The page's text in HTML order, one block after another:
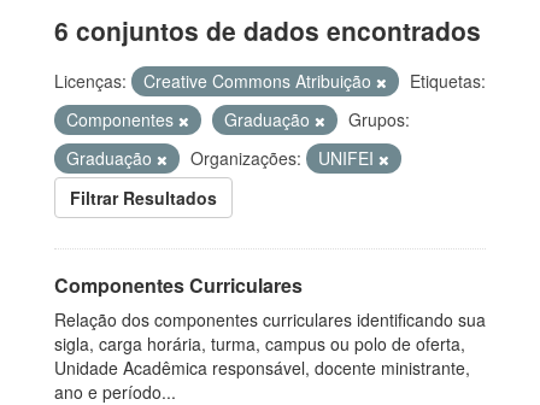
6 conjuntos de dados encontrados
Licenças: Creative Commons Atribuição
Etiquetas:
Componentes
Graduação
Grupos:
Graduação
Organizações:
UNIFEI
Filtrar Resultados
Componentes Curriculares
Relação dos componentes curriculares identificando sua
sigla, carga horária, turma, campus ou polo de oferta,
Unidade Acadêmica responsável, docente ministrante,
ano e período...